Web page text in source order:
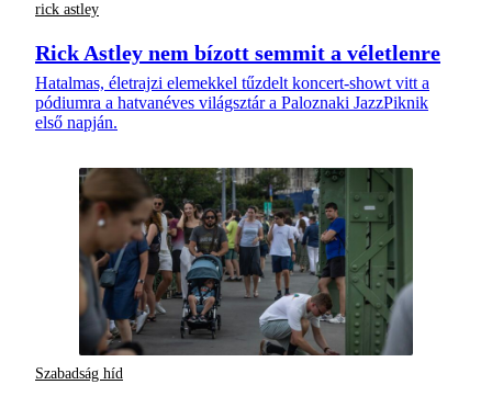
rick astley
Rick Astley nem bízott semmit a véletlenre
Hatalmas, életrajzi elemekkel tűzdelt koncert-showt vitt a
pódiumra a hatvanéves világsztár a Paloznaki JazzPiknik
első napján.
Szabadság híd